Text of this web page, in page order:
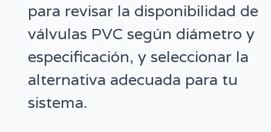
para revisar la disponibilidad de
válvulas PVC según diámetro y
especificación, y seleccionar la
alternativa adecuada para tu
sistema.